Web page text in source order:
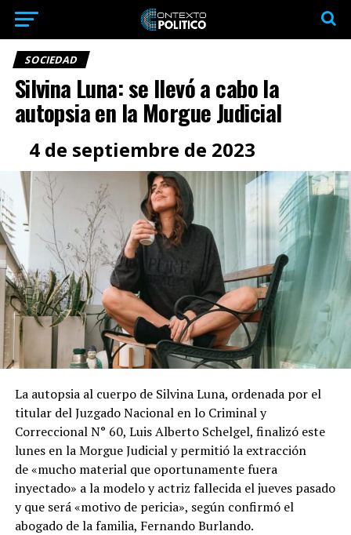
SOCIEDAD
Silvina Luna: se llevó a cabo la
autopsia en la Morgue Judicial
4 de septiembre de 2023
La autopsia al cuerpo de Silvina Luna, ordenada por el
titular del Juzgado Nacional en lo Criminal y
Correccional N° 60, Luis Alberto Schelgel, finalizó este
lunes en la Morgue Judicial y permitió la extracción
de «mucho material que oportunamente fuera
inyectado» a la modelo y actriz fallecida el jueves pasado
y que será «motivo de pericia», según confirmó el
abogado de la familia, Fernando Burlando.